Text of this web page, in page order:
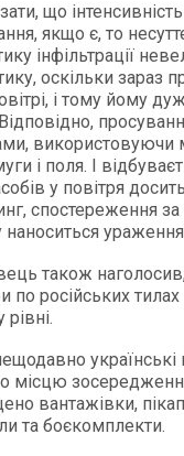
що
якщо є, то
інфільтрації
оскільки зараз
і тому йому
використовуючи
і поля. І
у повітря
спостереження за
наноситься
також
по російських
українські
місцю
вантажівки,
та боєкомплекти.